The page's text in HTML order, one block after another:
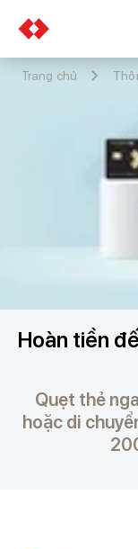
Trang chủ
Hoàn tiền
Quẹt thẻ
hoặc di